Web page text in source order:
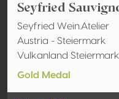
Seyfried
Seyfried Wein.Atelier
Austria - Steiermark
Vulkanland Steiermark
Gold Medal